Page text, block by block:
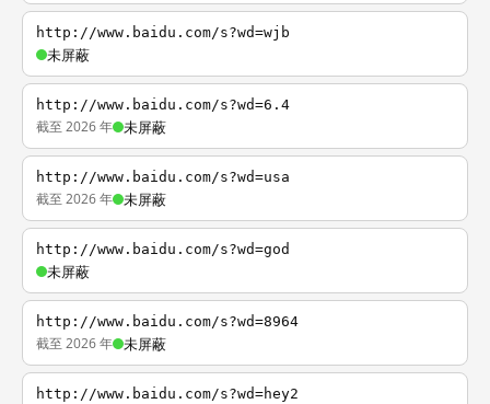
http://www.baidu.com/s?wd=wjb
未屏蔽
http://www.baidu.com/s?wd=6.4
截至 2026 年 未屏蔽
http://www.baidu.com/s?wd=usa
截至 2026 年 未屏蔽
http://www.baidu.com/s?wd=god
未屏蔽
http://www.baidu.com/s?wd=8964
截至 2026 年 未屏蔽
http://www.baidu.com/s?wd=hey2